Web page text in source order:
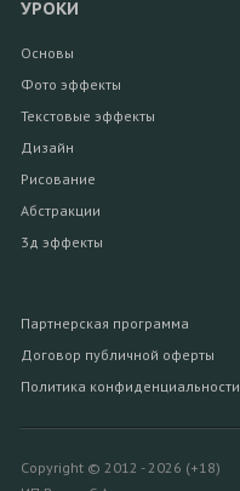
УРОКИ
Основы
Фото эффекты
Текстовые эффекты
Дизайн
Рисование
Абстракции
3д эффекты
Партнерская программа
Договор публичной оферты
Политика конфиденциальности
Copyright © 2012 - 2026 (+18)